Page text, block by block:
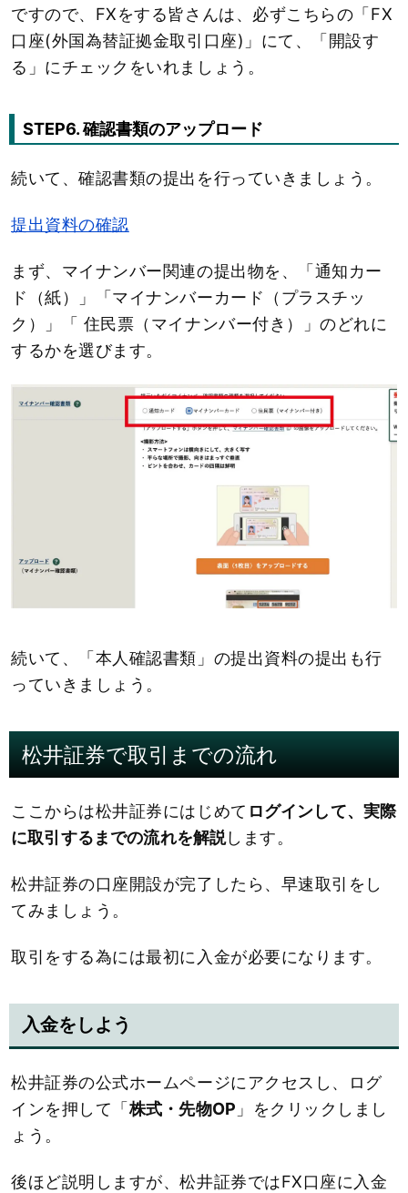
ですので、FXをする皆さんは、必ずこちらの「FX
口座(外国為替証拠金取引口座)」にて、「開設す
る」にチェックをいれましょう。
STEP6. 確認書類のアップロード
続いて、確認書類の提出を行っていきましょう。
提出資料の確認
まず、マイナンバー関連の提出物を、「通知カー
ド（紙）」「マイナンバーカード（プラスチッ
ク）」「 住民票（マイナンバー付き）」のどれに
するかを選びます。
続いて、「本人確認書類」の提出資料の提出も行
っていきましょう。
松井証券で取引までの流れ
ここからは松井証券にはじめて ログインして、実際
に取引するまでの流れを解説します。
松井証券の口座開設が完了したら、早速取引をし
てみましょう。
取引をする為には最初に入金が必要になります。
入金をしよう
松井証券の公式ホームページにアクセスし、ログ
インを押して「株式・先物OP 」をクリックしまし
ょう。
後ほど説明しますが、松井証券ではFX口座に入金